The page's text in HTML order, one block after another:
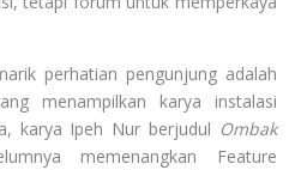
perhatian pengunjung adalah
menampilkan karya instalasi
karya Ipeh Nur berjudul Ombak
memenangkan Feature